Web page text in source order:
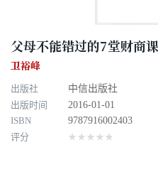
父母不能错过的7堂财商课
卫裕峰
出版社
中信出版社
出版时间
2016-01-01
ISBN
9787916002403
评分
★★★★★